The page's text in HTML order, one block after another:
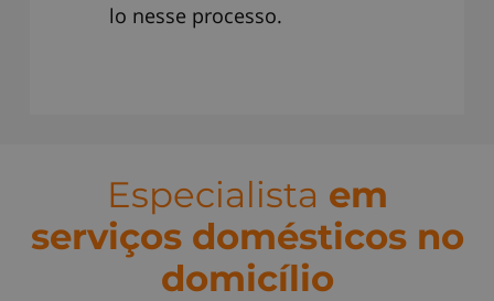
lo nesse processo.
Especialista em
serviços domésticos no
domicílio